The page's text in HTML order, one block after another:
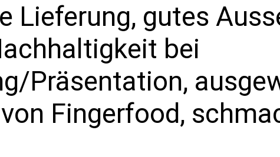
Lieferung, gutes
bei
Präsentation,
Fingerfood,